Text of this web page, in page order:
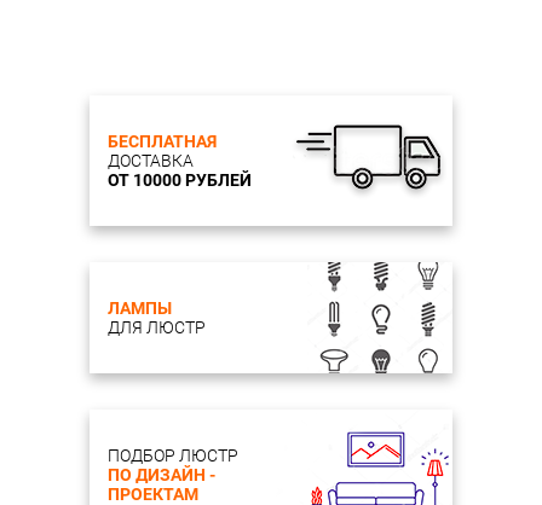
БЕСПЛАТНАЯ
ДОСТАВКА
ОТ 10000 РУБЛЕЙ
ЛАМПЫ
ДЛЯ ЛЮСТР
ПОДБОР ЛЮСТР
ПО ДИЗАЙН -
ПРОЕКТАМ